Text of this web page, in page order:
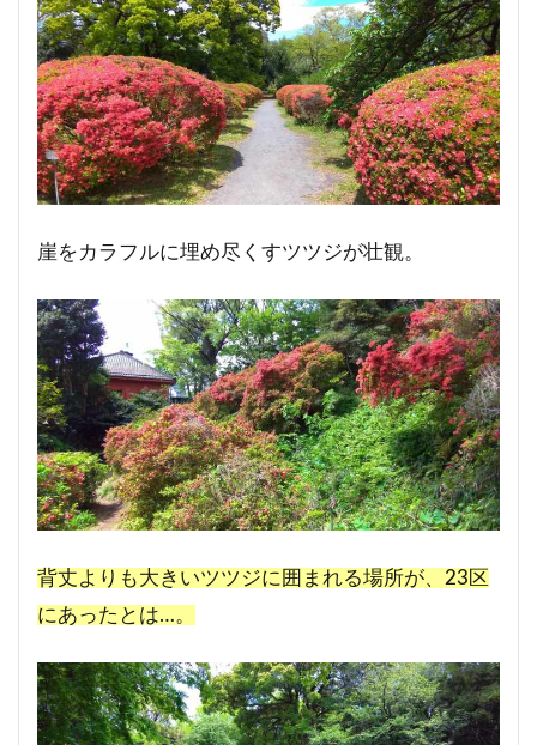
崖をカラフルに埋め尽くすツツジが壮観。
背丈よりも大きいツツジに囲まれる場所が、23区
にあったとは…。